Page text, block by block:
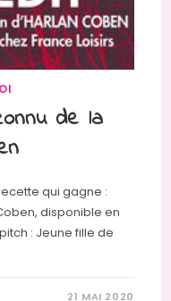
de la
qui gagne :
disponible en
: Jeune fille de
21 MAI 2020